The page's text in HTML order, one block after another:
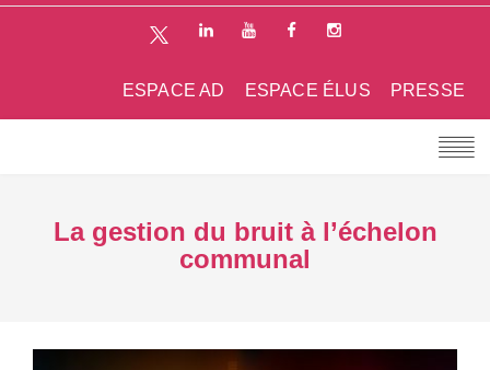
PRESSE
ESPACE ÉLUS
ESPACE AD
La gestion du bruit à l’échelon
communal